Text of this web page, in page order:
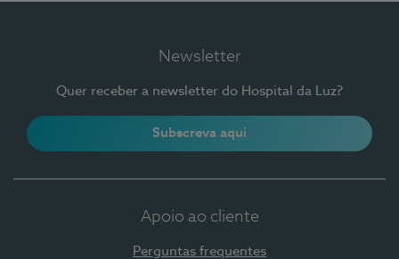
Newsletter
Quer receber a newsletter do Hospital da Luz?
Subscreva aqui
Apoio ao cliente
Perguntas frequentes